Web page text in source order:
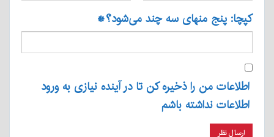
کپچا: پنج منهای سه چند می‌شود؟*
اطلاعات من را ذخیره کن تا در آینده نیازی به ورود
اطلاعات نداشته باشم